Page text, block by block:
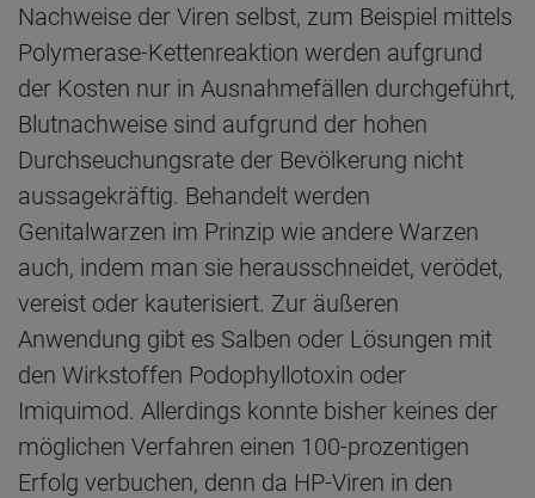
Nachweise der Viren selbst, zum Beispiel mittels
Polymerase-Kettenreaktion werden aufgrund
der Kosten nur in Ausnahmefällen durchgeführt,
Blutnachweise sind aufgrund der hohen
Durchseuchungsrate der Bevölkerung nicht
aussagekräftig. Behandelt werden
Genitalwarzen im Prinzip wie andere Warzen
auch, indem man sie herausschneidet, verödet,
vereist oder kauterisiert. Zur äußeren
Anwendung gibt es Salben oder Lösungen mit
den Wirkstoffen Podophyllotoxin oder
Imiquimod. Allerdings konnte bisher keines der
möglichen Verfahren einen 100-prozentigen
Erfolg verbuchen, denn da HP-Viren in den